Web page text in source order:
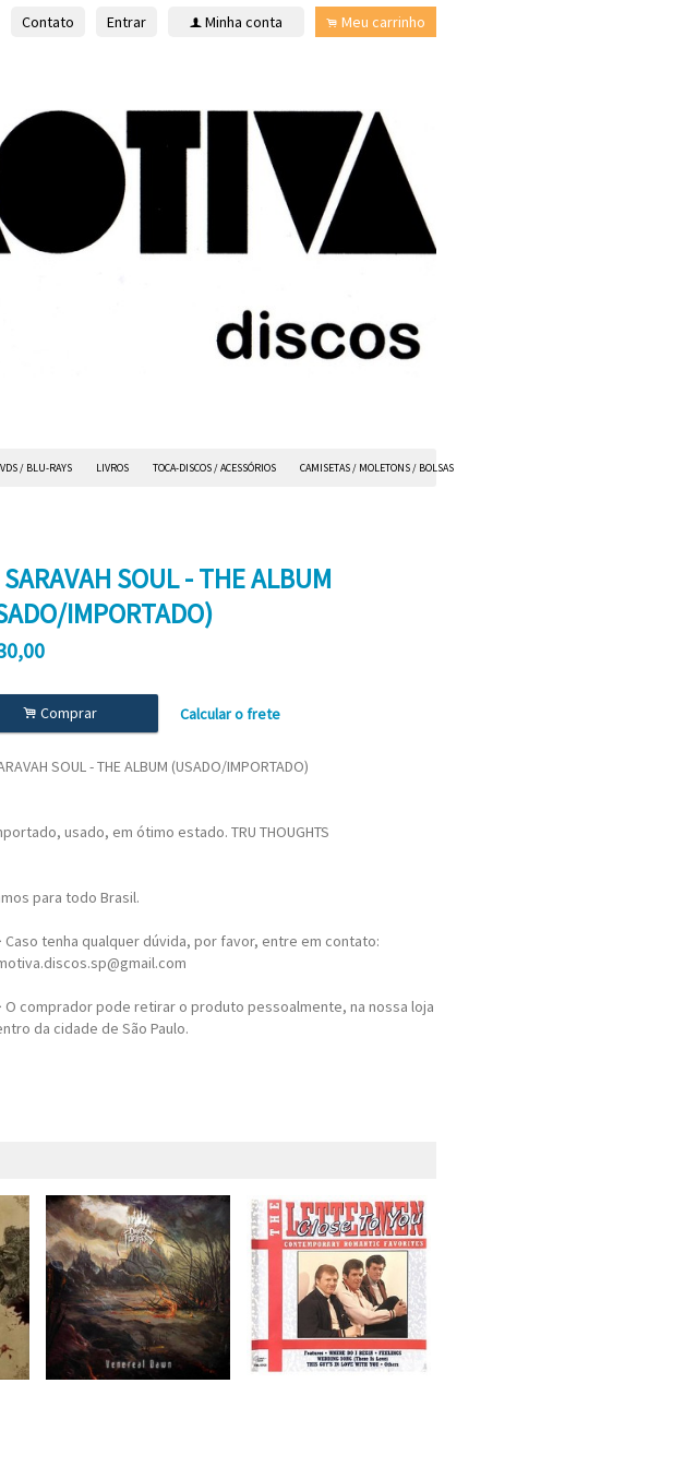
Contato Entrar f Minha conta . Meu carrinho
/ BLU-RAYS LIVROS TOCA-DISCOS / ACESSÓRIOS CAMISETAS / MOLETONS / BOLSAS
SARAVAH SOUL - THE ALBUM
IMPORTADO)
. Comprar Calcular o frete
SOUL - THE ALBUM (USADO/IMPORTADO)
usado, em ótimo estado. TRU THOUGHTS
para todo Brasil.
Caso tenha qualquer dúvida, por favor, entre em contato:
O comprador pode retirar o produto pessoalmente, na nossa loja
da cidade de São Paulo.